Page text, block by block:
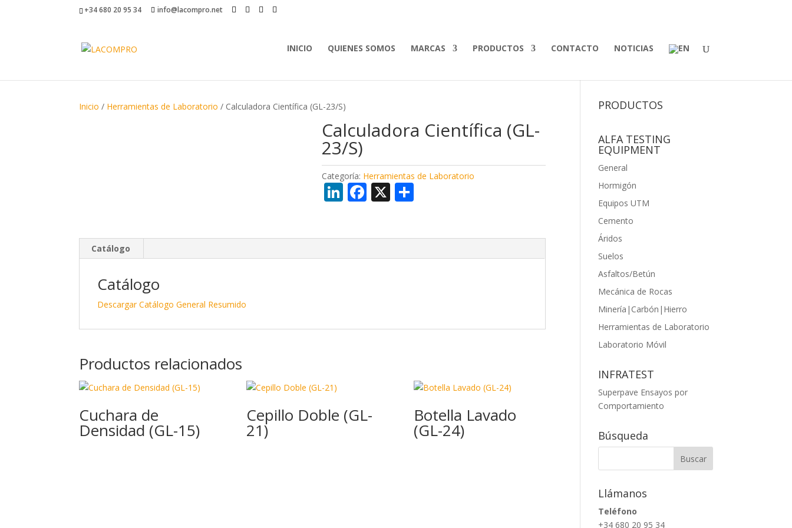
+34 680 20 95 34 info@lacompro.net
INICIO QUIENES SOMOS MARCAS PRODUCTOS CONTACTO NOTICIAS
Inicio / Herramientas de Laboratorio / Calculadora Científica (GL-23/S)
Calculadora Científica (GL-
23/S)
Categoría: Herramientas de Laboratorio
Li
dI
F
o
X
ar
Catálogo
Catálogo
Descargar Catálogo General Resumido
Productos relacionados
Cuchara de
Densidad (GL-15)
Cepillo Doble (GL-
21)
Botella Lavado
(GL-24)
PRODUCTOS
ALFA TESTING
EQUIPMENT
General
Hormigón
Equipos UTM
Cemento
Áridos
Suelos
Asfaltos/Betún
Mecánica de Rocas
Minería|Carbón|Hierro
Herramientas de Laboratorio
Laboratorio Móvil
INFRATEST
Superpave Ensayos por
Comportamiento
Búsqueda
Llámanos
Teléfono
+34 680 20 95 34